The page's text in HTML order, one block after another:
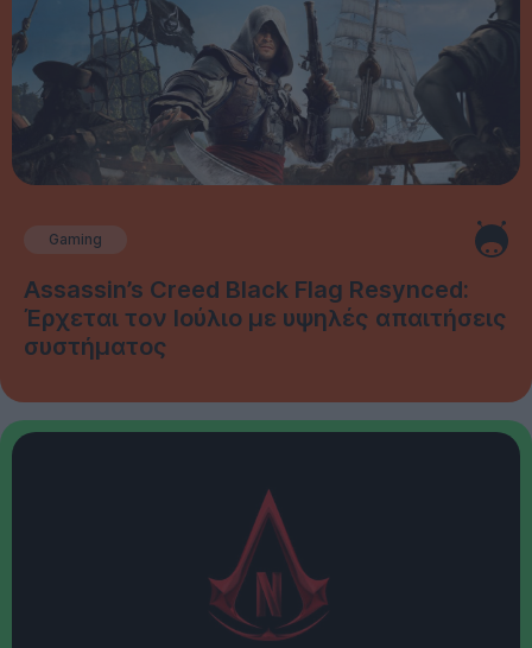
Gaming
Assassin’s Creed Black Flag Resynced:
Έρχεται τον Ιούλιο με υψηλές απαιτήσεις
συστήματος